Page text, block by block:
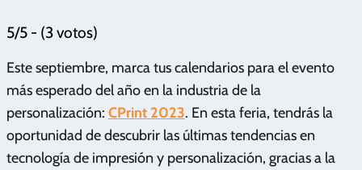
5/5 - (3 votos)
Este septiembre, marca tus calendarios para el evento
más esperado del año en la industria de la
personalización: CPrint 2023. En esta feria, tendrás la
oportunidad de descubrir las últimas tendencias en
tecnología de impresión y personalización, gracias a la